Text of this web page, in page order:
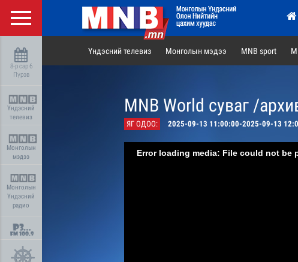
8-р сар 6
Пүрэв
Үндэсний
телевиз
Монголын
мэдээ
Монголын
Үндэсний
радио
Үндэсний телевиз Монголын мэдээ MNB sport
MNB World суваг /
ЯГ ОДОО: 2025-09-13 11:00:00-2025-09-13
Error loading media: File could not be